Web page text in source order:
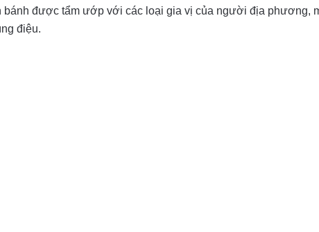
được tẩm ướp với các loại gia vị của người địa phương,
điệu.